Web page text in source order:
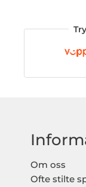
Om oss
Ofte stilte